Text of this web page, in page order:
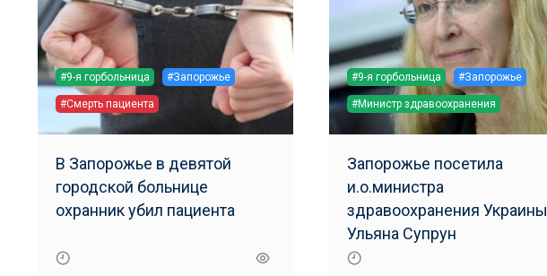
#9-я горбольница #Запорожье
#Смерть пациента
В Запорожье в девятой
городской больнице
охранник убил пациента
#9-я горбольница #Запорожье
#Министр здравоохранения
Запорожье посетила
и.о.министра
здравоохранения Украины
Ульяна Супрун